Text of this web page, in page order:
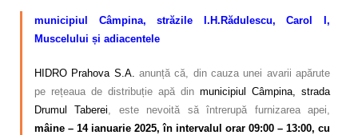
municipiul Câmpina, străzile I.H.Rădulescu, Carol I,
Muscelului și adiacentele
HIDRO Prahova S.A. anunță că, din cauza unei avarii apărute
pe rețeaua de distribuție apă din municipiul Câmpina, strada
Drumul Taberei , este nevoită să întrerupă furnizarea apei,
mâine – 14 ianuarie 2025, în intervalul orar 09:00 – 13:00, cu